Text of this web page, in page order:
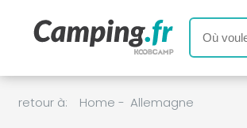
retour à: Home - Allemagne